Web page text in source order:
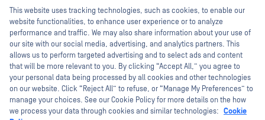
©2026OPSWAT . 保留所有权利。OPSWAT、MetaDefender、Metascan、
MetaAccess、OPSWAT 、"不信任文件，不信任设备"、"OPSWAT "、"保护全球关
This website uses tracking technologies, such as cookies, to enable our
website functionalities, to enhance user experience or to analyze
performance and traffic. We may also share information about your use of
our site with our social media, advertising, and analytics partners. This
allows us to perform targeted advertising and to select ads and content
that will be more relevant to you. By clicking “Accept All,” you agree to
your personal data being processed by all cookies and other technologies
on our website. Click “Reject All” to refuse, or “Manage My Preferences” to
manage your choices. See our Cookie Policy for more details on the how
we process your data through cookies and similar technologies: Cookie
Hey there!
I'm Ozzy, your OPSWAT virtual assistant.
How can I help you secure what's critical
today?